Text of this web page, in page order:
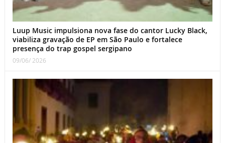
Luup Music impulsiona nova fase do cantor Lucky Black,
viabiliza gravação de EP em São Paulo e fortalece
presença do trap gospel sergipano
09/06/ 2026